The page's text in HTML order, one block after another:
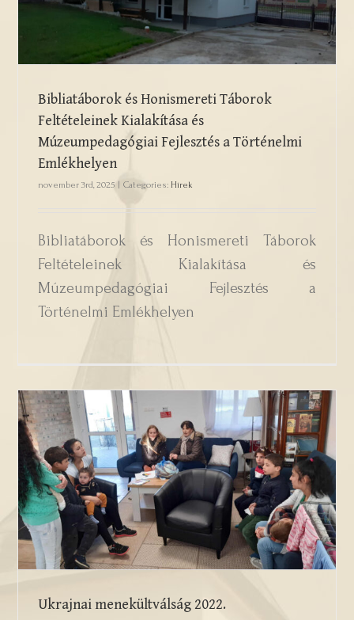
Történelmi Emlékhelyen
Bibliatáborok és Honismereti Táborok
Feltételeinek Kialakítása és
Múzeumpedagógiai Fejlesztés a Történelmi
Emlékhelyen
november 3rd, 2025 Categories: Hírek
Bibliatáborok és Honismereti Táborok
Feltételeinek Kialakítása és
Múzeumpedagógiai Fejlesztés a
Történelmi Emlékhelyen
Ukrajnai menekültválság 2022.
Ukrajnai menekültválság 2022.